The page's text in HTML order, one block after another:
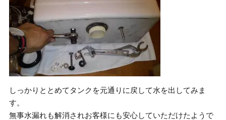
しっかりととめてタンクを元通りに戻して水を出してみま
す。
無事水漏れも解消されお客様にも安心していただけたようで